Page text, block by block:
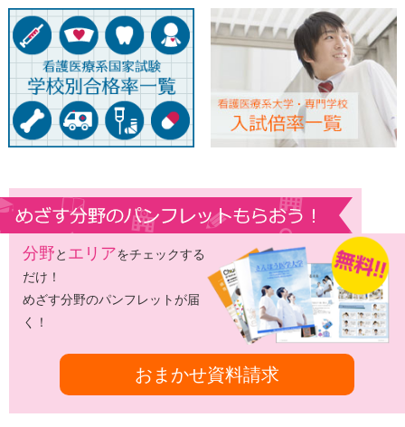
分野と エリアをチェックする
だけ！
めざす分野のパンフレットが届
く！
おまかせ資料請求